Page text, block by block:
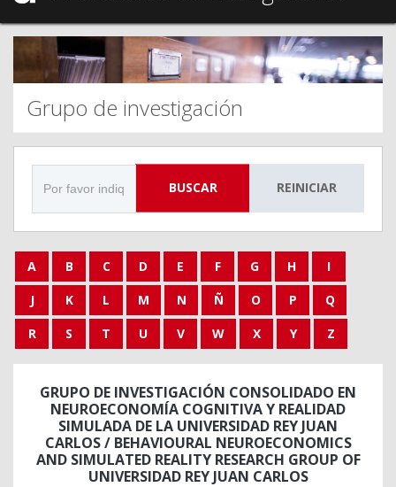
Grupo de investigación
BUSCAR REINICIAR
A B C D E F G H
I
J
K L M N Ñ O P
Q
R
S T U V W X Y Z
GRUPO DE INVESTIGACIÓN CONSOLIDADO EN
NEUROECONOMÍA COGNITIVA Y REALIDAD
SIMULADA DE LA UNIVERSIDAD REY JUAN
CARLOS / BEHAVIOURAL NEUROECONOMICS
AND SIMULATED REALITY RESEARCH GROUP OF
UNIVERSIDAD REY JUAN CARLOS